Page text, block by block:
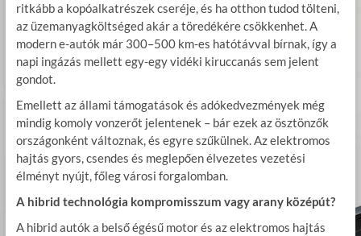
ritkább a kopóalkatrészek cseréje, és ha otthon tudod tölteni,
az üzemanyagköltséged akár a töredékére csökkenhet. A
modern e-autók már 300–500 km-es hatótávval bírnak, így a
napi ingázás mellett egy-egy vidéki kiruccanás sem jelent
gondot.
Emellett az állami támogatások és adókedvezmények még
mindig komoly vonzerőt jelentenek – bár ezek az ösztönzők
országonként változnak, és egyre szűkülnek. Az elektromos
hajtás gyors, csendes és meglepően élvezetes vezetési
élményt nyújt, főleg városi forgalomban.
A hibrid technológia kompromisszum vagy arany középút?
A hibrid autók a belső égésű motor és az elektromos hajtás